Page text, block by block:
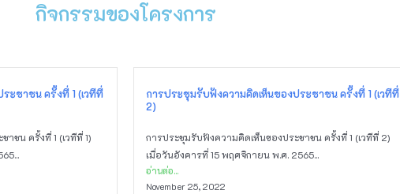
กิจกรรมของโครงการ
ะชาชน ครั้งที่ 1 (เวทีที่
ชน ครั้งที่ 1 (เวทีที่ 1)
การประชุมรับฟังความคิดเห็นของประชาชน ครั้งที่ 1 (เวทีที่
2)
การประชุมรับฟังความคิดเห็นของประชาชน ครั้งที่ 1 (เวทีที่ 2)
เมื่อวันอังคารที่ 15 พฤศจิกายน พ.ศ. 2565...
อ่านต่อ...
November 25, 2022